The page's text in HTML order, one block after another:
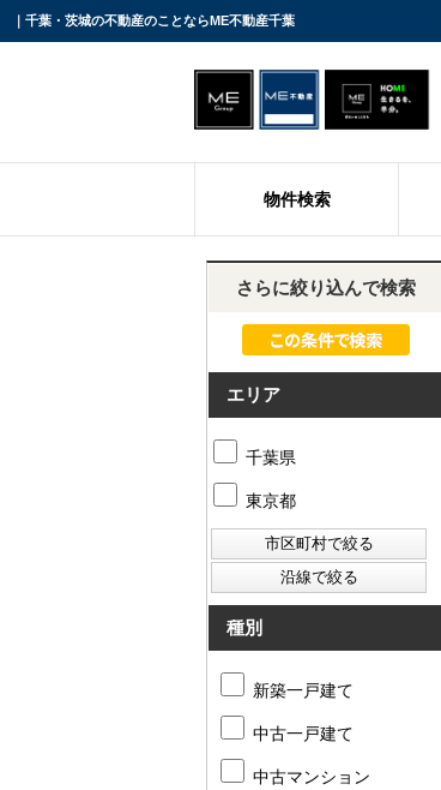
｜千葉・茨城の不動産のことならME不動産千葉
物件検索
さらに絞り込んで検索
エリア
千葉県
東京都
種別
新築一戸建て
中古一戸建て
中古マンション